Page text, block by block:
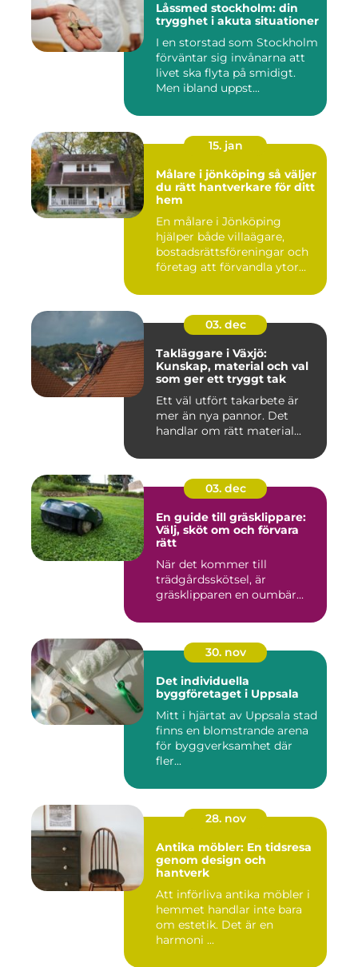
Låssmed stockholm: din
trygghet i akuta situationer
I en storstad som Stockholm
förväntar sig invånarna att
livet ska flyta på smidigt.
Men ibland uppst...
15. jan
Målare i jönköping så väljer
du rätt hantverkare för ditt
hem
En målare i Jönköping
hjälper både villaägare,
bostadsrättsföreningar och
företag att förvandla ytor...
03. dec
Takläggare i Växjö:
Kunskap, material och val
som ger ett tryggt tak
Ett väl utfört takarbete är
mer än nya pannor. Det
handlar om rätt material...
03. dec
En guide till gräsklippare:
Välj, sköt om och förvara
rätt
När det kommer till
trädgårdsskötsel, är
gräsklipparen en oumbär...
30. nov
Det individuella
byggföretaget i Uppsala
Mitt i hjärtat av Uppsala stad
finns en blomstrande arena
för byggverksamhet där
fler...
28. nov
Antika möbler: En tidsresa
genom design och
hantverk
Att införliva antika möbler i
hemmet handlar inte bara
om estetik. Det är en
harmoni ...